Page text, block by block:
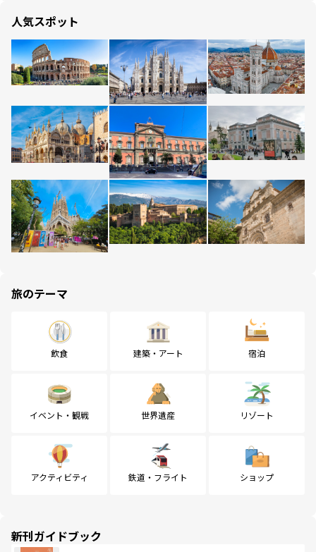
人気スポット
旅のテーマ
飲食 建築・アート 宿泊
イベント・観戦 世界遺産 リゾート
アクティビティ 鉄道・フライト ショップ
新刊ガイドブック